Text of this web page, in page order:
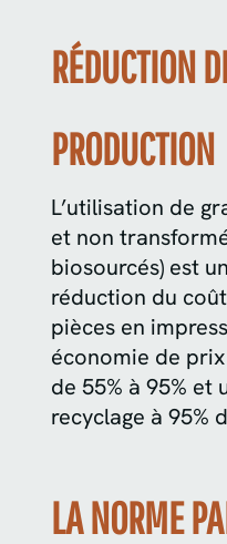
RÉDUCTION
PRODUCTION
L’utilisation de
et non
biosourcés) est
réduction du
pièces en
économie de
de 55% à 95% et
recyclage à 95%
LA NORME